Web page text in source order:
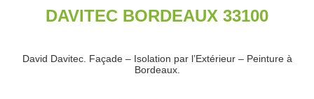
DAVITEC BORDEAUX 33100
David Davitec. Façade – Isolation par l’Extérieur – Peinture à
Bordeaux.